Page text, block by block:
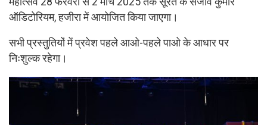
ऑडिटोरियम, हजीरा में आयोजित किया जाएगा।
सभी प्रस्तुतियों में प्रवेश पहले आओ-पहले पाओ के आधार पर
निःशुल्क रहेगा।